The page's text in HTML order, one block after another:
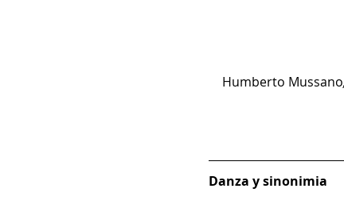
Humberto Mussano
Danza y sinonimia